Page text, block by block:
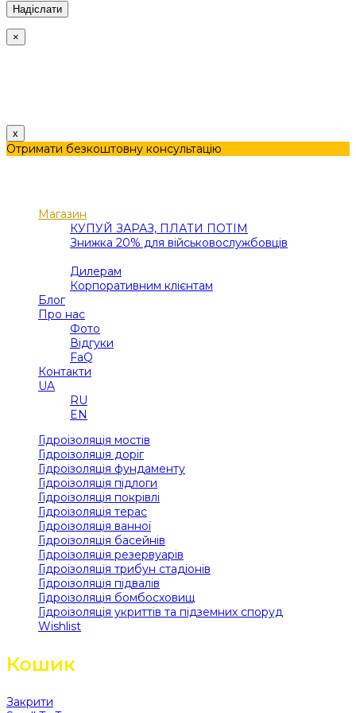
×
x
Отримати безкоштовну консультацію
Магазин
КУПУЙ ЗАРАЗ, ПЛАТИ ПОТІМ
Знижка 20% для військовослужбовців
Дилерам
Корпоративним клієнтам
Блог
Про нас
Фото
Відгуки
FaQ
Контакти
UA
RU
EN
Гідроізоляція мостів
Гідроізоляція доріг
Гідроізоляція фундаменту
Гідроізоляція підлоги
Гідроізоляція покрівлі
Гідроізоляція терас
Гідроізоляція ванної
Гідроізоляція басейнів
Гідроізоляція резервуарів
Гідроізоляція трибун стадіонів
Гідроізоляція підвалів
Гідроізоляція бомбосховищ
Гідроізоляція укриттів та підземних споруд
Wishlist
Кошик
Закрити